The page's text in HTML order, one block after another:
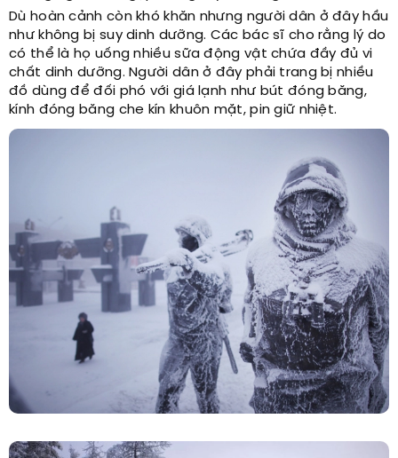
Dù hoàn cảnh còn khó khăn nhưng người dân ở đây hầu
như không bị suy dinh dưỡng. Các bác sĩ cho rằng lý do
có thể là họ uống nhiều sữa động vật chứa đầy đủ vi
chất dinh dưỡng. Người dân ở đây phải trang bị nhiều
đồ dùng để đối phó với giá lạnh như bút đóng băng,
kính đóng băng che kín khuôn mặt, pin giữ nhiệt.